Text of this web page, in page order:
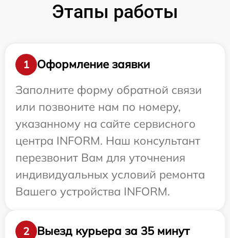
Этапы работы
1
Оформление заявки
Заполните форму обратной связи
или позвоните нам по номеру,
указанному на сайте сервисного
центра INFORM. Наш консультант
перезвонит Вам для уточнения
индивидуальных условий ремонта
Вашего устройства INFORM.
2 Выезд курьера за 35 минут